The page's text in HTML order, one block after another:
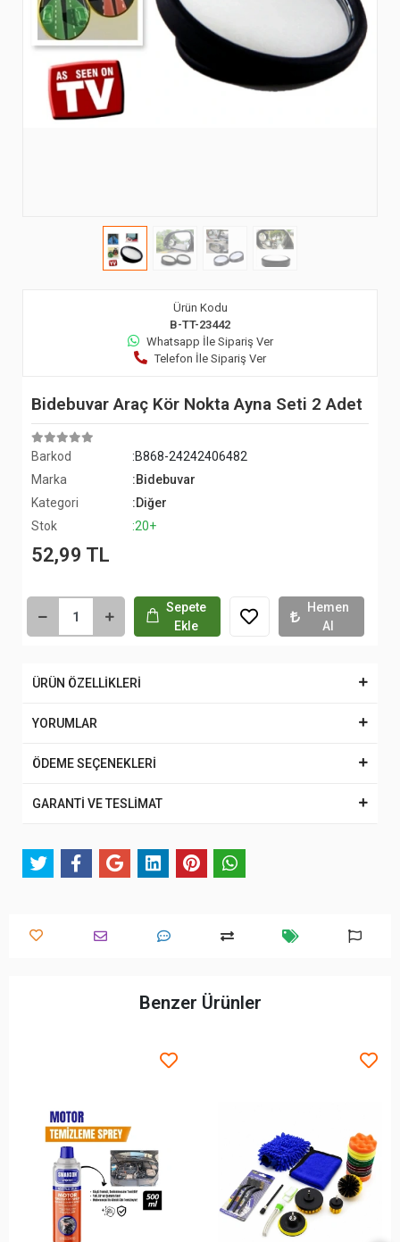
Ürün Kodu
B-TT-23442
Whatsapp İle Sipariş Ver
Telefon İle Sipariş Ver
Bidebuvar Araç Kör Nokta Ayna Seti 2 Adet
Barkod
:B868-24242406482
Marka
:Bidebuvar
Kategori
:Diğer
Stok
:20+
52,99 TL
Sepete
Ekle
Hemen
Al
ÜRÜN ÖZELLİKLERİ
YORUMLAR
ÖDEME SEÇENEKLERİ
GARANTİ VE TESLİMAT
Benzer Ürünler